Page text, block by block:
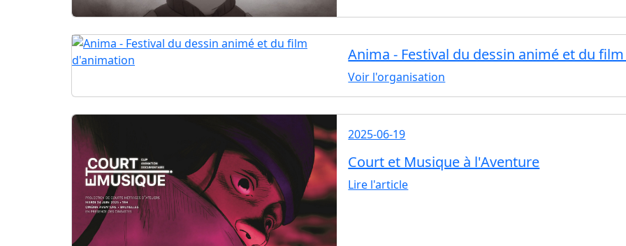
Anima - Festival du dessin animé et du
Voir l'organisation
2025-06-19
Court et Musique à l'Aventure
Lire l'article